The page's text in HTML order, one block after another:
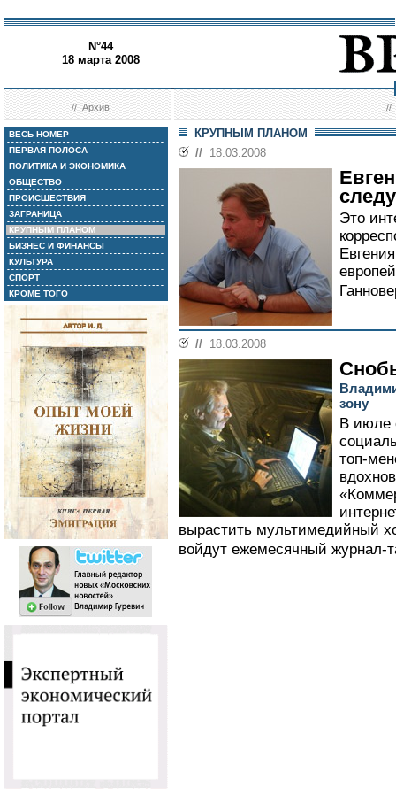
N°44
18 марта 2008
//Архив //
ВЕСЬ НОМЕР
ПЕРВАЯ ПОЛОСА
ПОЛИТИКА И ЭКОНОМИКА
ОБЩЕСТВО
ПРОИСШЕСТВИЯ
ЗАГРАНИЦА
КРУПНЫМ ПЛАНОМ
БИЗНЕС И ФИНАНСЫ
КУЛЬТУРА
СПОРТ
КРОМЕ ТОГО
КРУПНЫМ ПЛАНОМ
// 18.03.2008
Это
// 18.03.2008
зону
В июле
топ-
вырастить мультимедийный
войдут ежемесячный журнал-